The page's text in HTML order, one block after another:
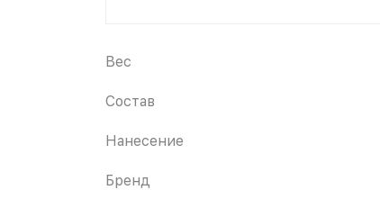
Вес
Состав
Нанесение
Бренд